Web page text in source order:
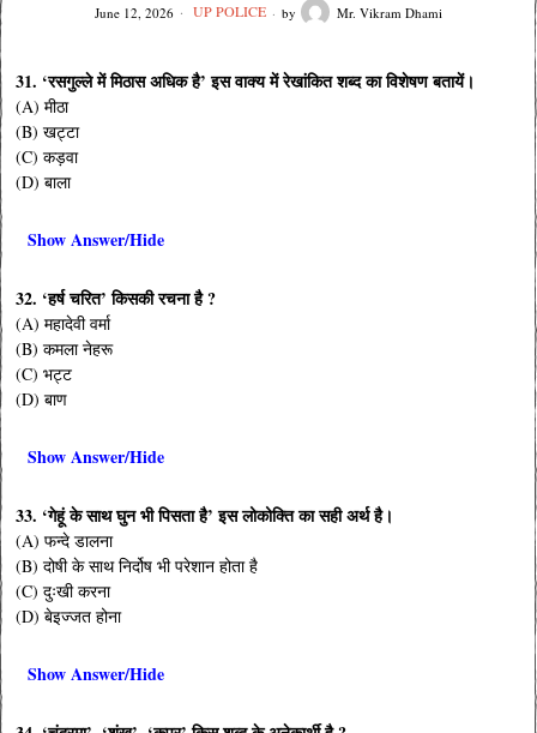
June 12, 2026 UP POLICE by Mr. Vikram Dhami
31. ‘रसगुल्ले में मिठास अधिक है’ इस वाक्य में रेखांकित शब्द का विशेषण बतायें।
(A) मीठा
(B) खट्टा
(C) कड़वा
(D) बाला
Show Answer/Hide
32. ‘हर्ष चरित’ किसकी रचना है ?
(A) महादेवी वर्मा
(B) कमला नेहरू
(C) भट्ट
(D) बाण
Show Answer/Hide
33. ‘गेहूं के साथ घुन भी पिसता है’ इस लोकोक्ति का सही अर्थ है।
(A) फन्दे डालना
(B) दोषी के साथ निर्दोष भी परेशान होता है
(C) दुःखी करना
(D) बेइज्जत होना
Show Answer/Hide